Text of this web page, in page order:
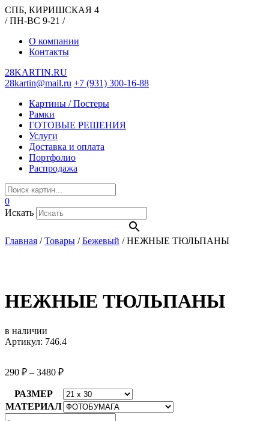
СПБ, КИРИШСКАЯ 4
/ ПН-ВС 9-21 /
О компании
Контакты
28KARTIN.RU
28kartin@mail.ru +7 (931) 300-16-88
Картины / Постеры
Рамки
ГОТОВЫЕ РЕШЕНИЯ
Услуги
Доставка и оплата
Портфолио
Распродажа
0
Искать
Главная /Товары /Бежевый /НЕЖНЫЕ ТЮЛЬПАНЫ
НЕЖНЫЕ ТЮЛЬПАНЫ
в наличии
Артикул: 746.4
290 ₽ – 3480 ₽
РАЗМЕР
МАТЕРИАЛ